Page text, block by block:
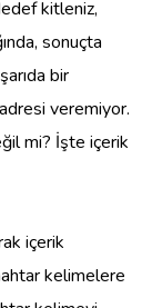
kitleniz,
sonuçta
bir
veremiyor.
mi? İşte içerik
içerik
kelimelere